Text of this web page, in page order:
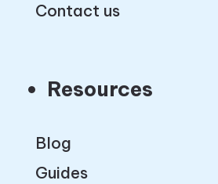
Contact us
Resources
Blog
Guides